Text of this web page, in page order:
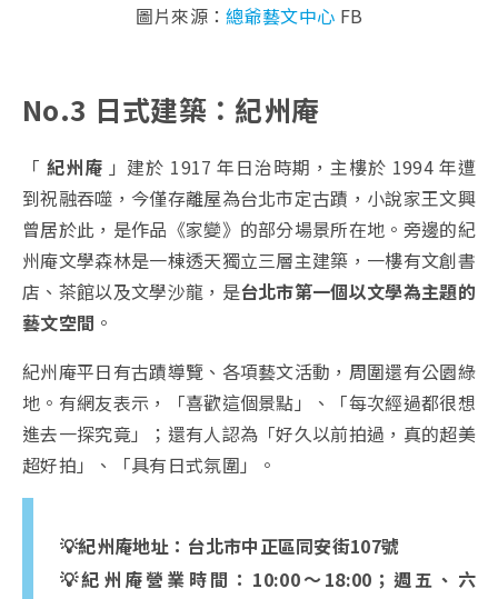
圖片來源：總爺藝文中心 FB
No.3 日式建築：紀州庵
「 紀州庵 」建於 1917 年日治時期，主樓於 1994 年遭
到祝融吞噬，今僅存離屋為台北市定古蹟，小說家王文興
曾居於此，是作品《家變》的部分場景所在地。旁邊的紀
州庵文學森林是一棟透天獨立三層主建築，一樓有文創書
店、茶館以及文學沙龍，是台北市第一個以文學為主題的
藝文空間 。
紀州庵平日有古蹟導覽、各項藝文活動，周圍還有公園綠
地。有網友表示，「喜歡這個景點」、「每次經過都很想
進去一探究竟」；還有人認為「好久以前拍過，真的超美
超好拍」、「具有日式氛圍」。
💡紀州庵地址：台北市中正區同安街107號
💡紀州庵營業時間：10:00～18:00；週五、六